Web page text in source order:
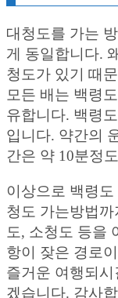
대청도를 가는
게 동일합니다.
청도가 있기 때
모든 배는 백령
유합니다. 백령
입니다. 약간의
간은 약 10분정
이상으로 백령
청도 가는방법
도, 소청도 등을
항이 잦은 경로
즐거운 여행되
겠습니다. 감사